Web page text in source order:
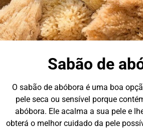
Sabão de
O sabão de abóbora é uma boa
pele seca ou sensível porque
abóbora. Ele acalma a sua pele e
obterá o melhor cuidado da pele